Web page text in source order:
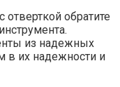
обратите
из надежных
в их надежности и